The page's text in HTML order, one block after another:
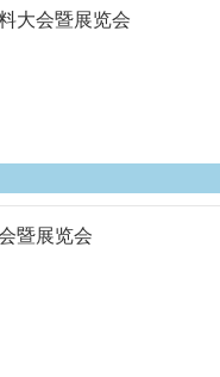
大会暨展览会
暨展览会